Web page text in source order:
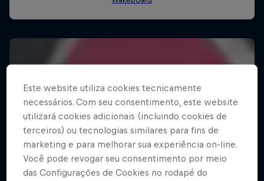
Este website utiliza cookies tecnicamente
necessários. Com seu consentimento, este website
utilizará cookies adicionais (incluindo cookies de
terceiros) ou tecnologias similares para fins de
marketing e para melhorar sua experiência on-line.
Você pode revogar seu consentimento por meio
das Configurações de Cookies no rodapé do